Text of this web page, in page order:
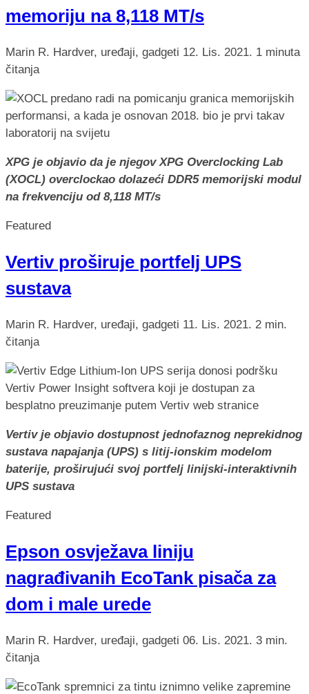
memoriju na 8,118 MT/s
Marin R. Hardver, uređaji, gadgeti 12. Lis. 2021. 1 minuta
čitanja
XPG je objavio da je njegov XPG Overclocking Lab
(XOCL) overclockao dolazeći DDR5 memorijski modul
na frekvenciju od 8,118 MT/s
Featured
Vertiv proširuje portfelj UPS
sustava
Marin R. Hardver, uređaji, gadgeti 11. Lis. 2021. 2 min.
čitanja
Vertiv je objavio dostupnost jednofaznog neprekidnog
sustava napajanja (UPS) s litij-ionskim modelom
baterije, proširujući svoj portfelj linijski-interaktivnih
UPS sustava
Featured
Epson osvježava liniju
nagrađivanih EcoTank pisača za
dom i male urede
Marin R. Hardver, uređaji, gadgeti 06. Lis. 2021. 3 min.
čitanja